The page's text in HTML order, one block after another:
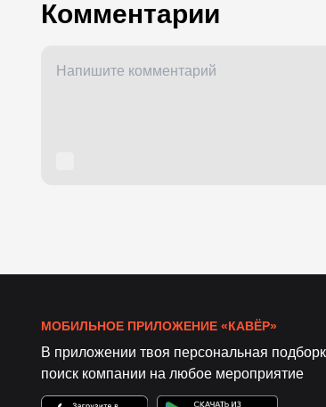
Комментарии
МОБИЛЬНОЕ ПРИЛОЖЕНИЕ «КАВЁР»
В приложении твоя персональная
поиск компании на любое мероприятие